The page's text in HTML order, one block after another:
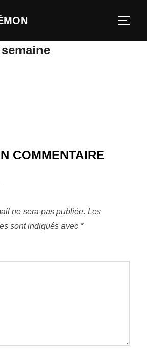
COMMENTAIRE
ne sera pas publiée. Les
sont indiqués avec *